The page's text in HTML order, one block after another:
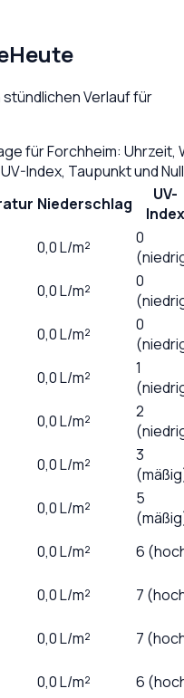
Heute
Verlauf für
fürForchheim: Uhrzeit,
Index, Taupunkt und
Niederschlag
UV-
Index
0,0L/m²
0
0,0L/m²
0
0,0L/m²
0
0,0L/m²
1
0,0L/m²
2
0,0L/m²
3
0,0L/m²
5
0,0L/m²
6
0,0L/m²
7
0,0L/m²
7
0,0L/m²
6